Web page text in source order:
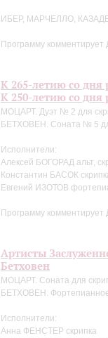
ИБЕР, МАРЧЕЛЛО,
Программу
К 265-летию со
К 250-летию со дня
МОЦАРТ. Дуэт № 2 для
БЕТХОВЕН. Соната № 5
Исполнители:
Алексей БОГОРАД альт,
Константин БАСОК
Евгений ИЗОТОВ
Программу
Артисты
Бетховен
МОЦАРТ. Соната для
БЕТХОВЕН.
Исполнители:
Анна ФЕНСТЕР скрипка